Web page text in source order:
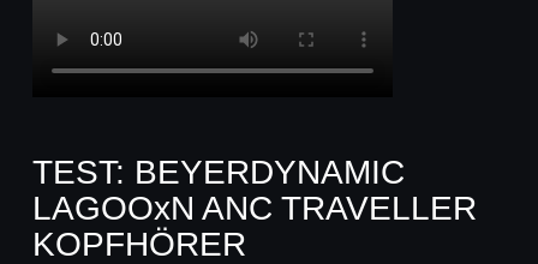
TEST: BEYERDYNAMIC
LAGOOxN ANC TRAVELLER
KOPFHÖRER